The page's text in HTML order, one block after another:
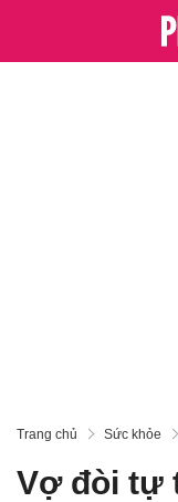
Trang chủ Sức khỏe
Vợ đòi tự